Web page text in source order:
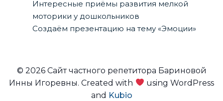
Интересные приёмы развития мелкой
моторики у дошкольников
Создаём презентацию на тему «Эмоции»
© 2026 Сайт частного репетитора Бариновой
Инны Игоревны. Created with
using WordPress
and Kubio